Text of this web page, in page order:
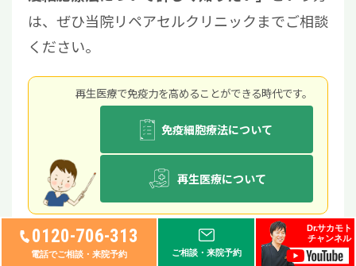
0120-706-313
電話でご相談・来院予約 ご相談・来院予約
Dr.サカモト
チャンネル
は、ぜひ当院リペアセルクリニックまでご相談
ください。
再⽣医療で免疫⼒を⾼めることができる時代です。
免疫細胞療法について
再生医療について
簡単に免疫力を上げる方法6